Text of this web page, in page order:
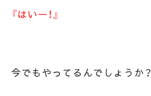
『はいー！』
今でもやってるんでしょうか？